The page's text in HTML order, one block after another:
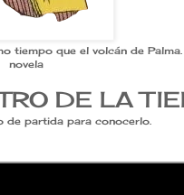
tiempo que el volcán de
novela
DE LA
de partida para conocerlo.